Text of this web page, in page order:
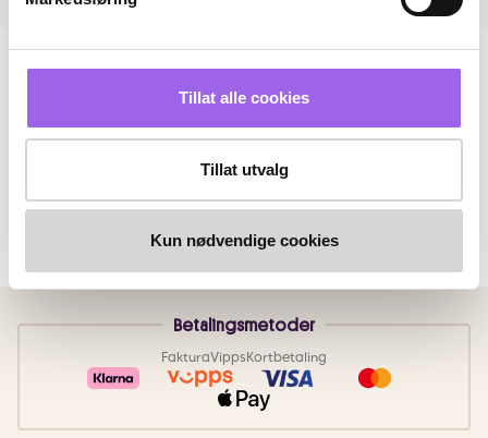
Tillat alle cookies
Tillat utvalg
Kun nødvendige cookies
Betalingsmetoder
FakturaVippsKortbetaling